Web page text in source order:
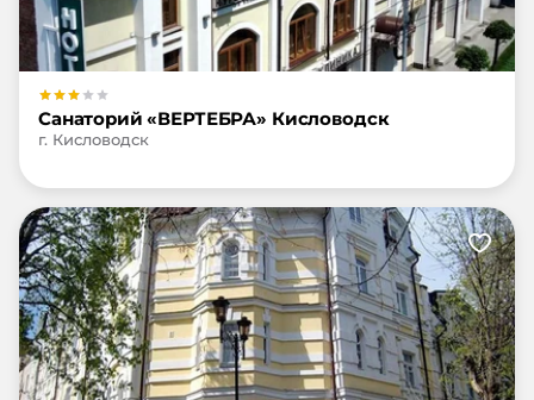
Санаторий «ВЕРТЕБРА» Кисловодск
г. Кисловодск